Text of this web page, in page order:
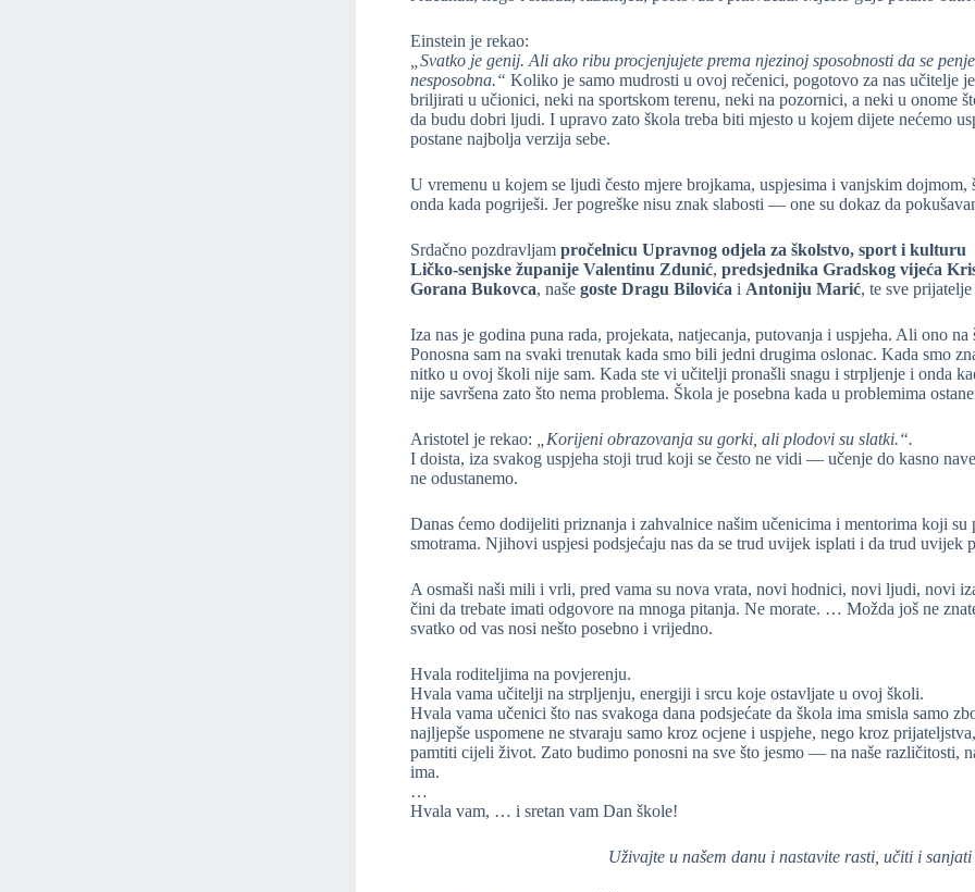
Einstein je rekao:
„Svatko je genij. Ali ako ribu procjenjujete prema njezinoj sposobnosti da se
nesposobna.“ Koliko je samo mudrosti u ovoj rečenici, pogotovo za nas učitelje
briljirati u učionici, neki na sportskom terenu, neki na pozornici, a neki u onome
da budu dobri ljudi. I upravo zato škola treba biti mjesto u kojem dijete nećemo
postane najbolja verzija sebe.
U vremenu u kojem se ljudi često mjere brojkama, uspjesima i vanjskim
onda kada pogriješi. Jer pogreške nisu znak slabosti — one su dokaz da
Srdačno pozdravljam pročelnicu Upravnog odjela za školstvo, sport i kulturu
Ličko-senjske županije Valentinu Zdunić, predsjednika Gradskog vijeća
Gorana Bukovca, naše goste Dragu Bilovića i Antoniju Marić, te sve
Iza nas je godina puna rada, projekata, natjecanja, putovanja i uspjeha. Ali ono
Ponosna sam na svaki trenutak kada smo bili jedni drugima oslonac. Kada smo
nitko u ovoj školi nije sam. Kada ste vi učitelji pronašli snagu i strpljenje i onda
nije savršena zato što nema problema. Škola je posebna kada u problemima
Aristotel je rekao:
„Korijeni obrazovanja su gorki, ali plodovi su slatki.“.
I doista, iza svakog uspjeha stoji trud koji se često ne vidi — učenje do kasno
ne odustanemo.
Danas ćemo dodijeliti priznanja i zahvalnice našim učenicima i mentorima koji
smotrama. Njihovi uspjesi podsjećaju nas da se trud uvijek isplati i da trud uvijek
A osmaši naši mili i vrli, pred vama su nova vrata, novi hodnici, novi ljudi, novi
čini da trebate imati odgovore na mnoga pitanja. Ne morate. … Možda još ne
svatko od vas nosi nešto posebno i vrijedno.
Hvala roditeljima na povjerenju.
Hvala vama učitelji na strpljenju, energiji i srcu koje ostavljate u ovoj školi.
Hvala vama učenici što nas svakoga dana podsjećate da škola ima smisla samo
najljepše uspomene ne stvaraju samo kroz ocjene i uspjehe, nego kroz
pamtiti cijeli život. Zato budimo ponosni na sve što jesmo — na naše različitosti,
ima.
…
Hvala vam, … i sretan vam Dan škole!
Uživajte u našem danu i nastavite rasti, učiti i sanjati